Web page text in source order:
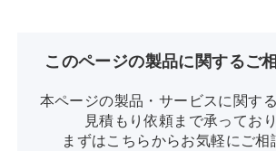
このページの製品に関するご
本ページの製品・サービスに関す
見積もり依頼まで承っており
まずはこちらからお気軽にご相